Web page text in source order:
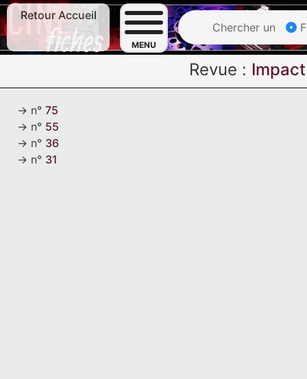
Retour Accueil
MENU
Chercher un
Revue : Impact
n° 75
n° 55
n° 36
n° 31